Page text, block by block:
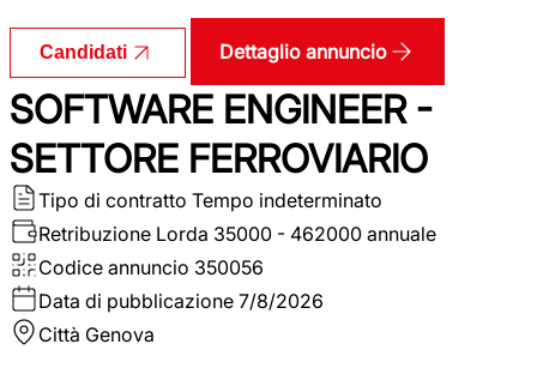
Candidati Dettaglio annuncio
SOFTWARE ENGINEER -
SETTORE FERROVIARIO
Tipo di contratto Tempo indeterminato
Retribuzione Lorda 35000 - 462000 annuale
Codice annuncio 350056
Data di pubblicazione 7/8/2026
Città Genova